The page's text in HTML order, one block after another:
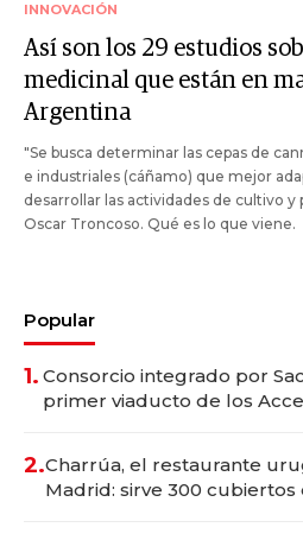
INNOVACIÓN
Así son los 29 estudios
medicinal que están en
Argentina
"Se busca determinar las cepas de
e industriales (cáñamo) que mejor
desarrollar las actividades de cultivo
Oscar Troncoso. Qué es lo que viene.
Popular
1. Consorcio integrado por
primer viaducto de los
2.Charrúa, el restaurante
Madrid: sirve 300 cubiertos